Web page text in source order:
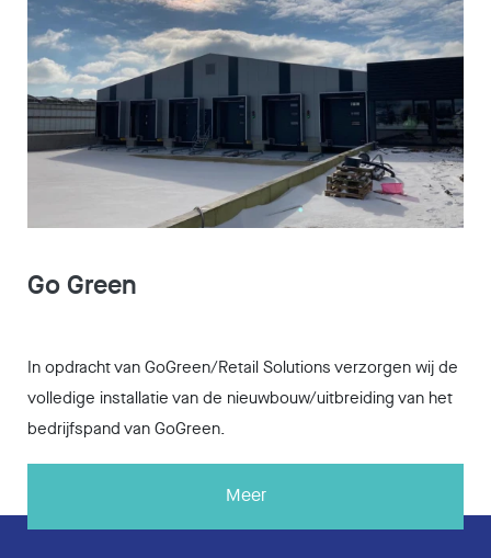
Go Green
In opdracht van GoGreen/Retail Solutions verzorgen wij de
volledige installatie van de nieuwbouw/uitbreiding van het
bedrijfspand van GoGreen.
Meer